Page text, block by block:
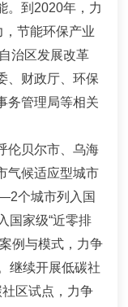
。到 2020年，力
，节能环保产业
治区发展改革
、财政厅、环保
务管理局等相关
伦贝尔市、乌海
气候适应型城市
2个城市列入国
国家级“近零排
例与模式，力争
继续开展低碳社
区试点，力争